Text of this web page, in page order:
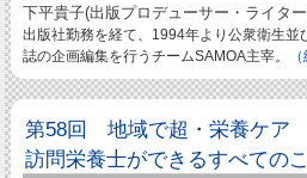
下平貴子(出版プロデューサー・ライタ
出版社勤務を経て、1994年より公衆衛生並
誌の企画編集を行うチームSAMOA主宰。
第58回 地域で超・栄養ケア
訪問栄養士ができるすべてのこ